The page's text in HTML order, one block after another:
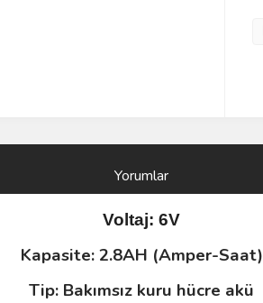
Yorumlar
Voltaj: 6V
Kapasite: 2.8AH (Amper-Saat)
Tip: Bakımsız kuru hücre akü